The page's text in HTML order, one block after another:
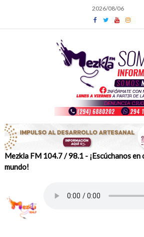
content
2026/08/06
Mezkla FM 104.7 / 98.1 - ¡Escúchanos
mundo!